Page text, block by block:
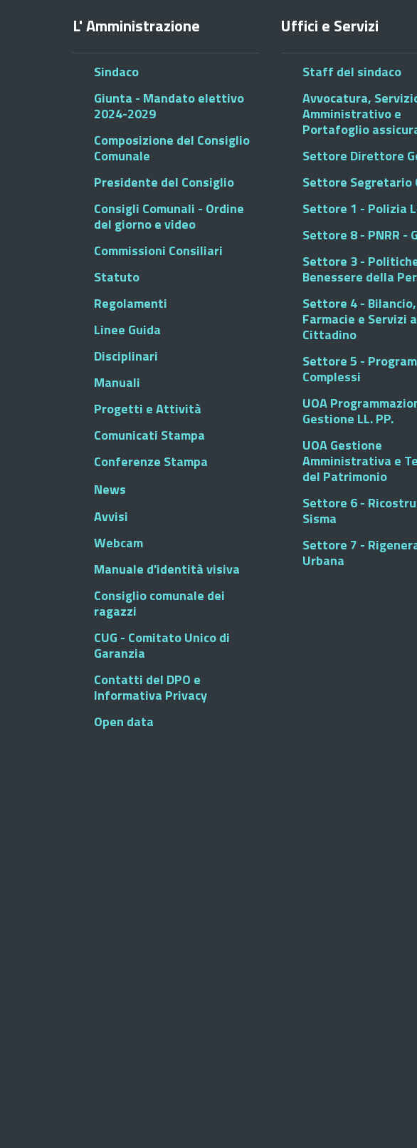
L' Amministrazione
Sindaco
Giunta - Mandato elettivo
2024-2029
Composizione del Consiglio
Comunale
Presidente del Consiglio
Consigli Comunali - Ordine
del giorno e video
Commissioni Consiliari
Statuto
Regolamenti
Linee Guida
Disciplinari
Manuali
Progetti e Attività
Comunicati Stampa
Conferenze Stampa
News
Avvisi
Webcam
Manuale d'identità visiva
Consiglio comunale dei
ragazzi
CUG - Comitato Unico di
Garanzia
Contatti del DPO e
Informativa Privacy
Open data
Uffici e Servizi
Staff del sindaco
Avvocatura,
Amministrativo e
Portafoglio
Settore Direttore
Settore Segretario
Settore 1 - Polizia
Settore 8 - PNRR -
Settore 3 -
Benessere della
Settore 4 - Bilancio,
Farmacie e Servizi
Cittadino
Settore 5 -
Complessi
UOA
Gestione LL. PP.
UOA Gestione
Amministrativa e
del Patrimonio
Settore 6 -
Sisma
Settore 7 -
Urbana